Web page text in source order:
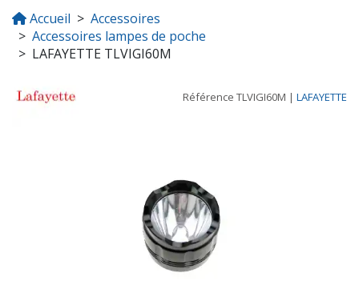
Accueil
Accessoires
Accessoires lampes de poche
LAFAYETTE TLVIGI60M
Référence TLVIGI60M | LAFAYETTE